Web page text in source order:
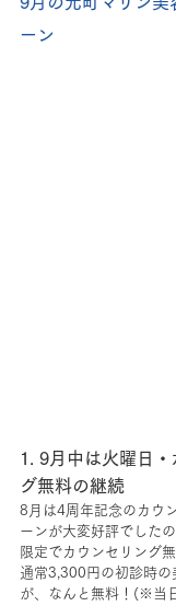
ーン
1. 9月中は火曜日
グ無料の継続
8月は4周年記念のカウ
ーンが大変好評でした
限定でカウンセリング
通常3,300円の初診時
が、なんと無料！(※当